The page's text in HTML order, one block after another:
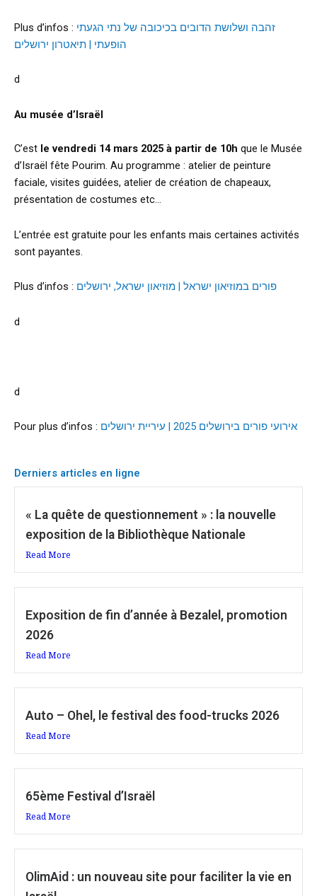
Plus d’infos : זהבה ושלושת הדובים בכיכובה של נתי הגעתי
הופעתי | תיאטרון ירושלים
d
Au musée d’Israël
C’est le vendredi 14 mars 2025 à partir de 10h que le Musée
d’Israël fête Pourim. Au programme : atelier de peinture
faciale, visites guidées, atelier de création de chapeaux,
présentation de costumes etc…
L’entrée est gratuite pour les enfants mais certaines activités
sont payantes.
Plus d’infos : פורים במוזיאון ישראל | מוזיאון ישראל, ירושלים
d
d
Pour plus d’infos : אירועי פורים בירושלים 2025 | עיריית ירושלים
Derniers articles en ligne
« La quête de questionnement » : la nouvelle
exposition de la Bibliothèque Nationale
Read More
Exposition de fin d’année à Bezalel, promotion
2026
Read More
Auto – Ohel, le festival des food-trucks 2026
Read More
65ème Festival d’Israël
Read More
OlimAid : un nouveau site pour faciliter la vie en